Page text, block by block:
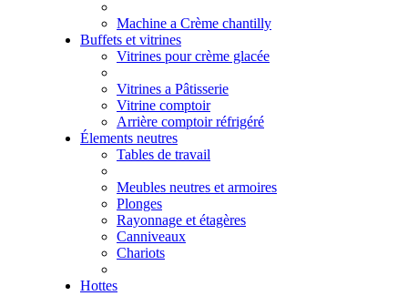
Machine a Crème chantilly
Buffets et vitrines
Vitrines pour crème glacée
Vitrines a Pâtisserie
Vitrine comptoir
Arrière comptoir réfrigéré
Élements neutres
Tables de travail
Meubles neutres et armoires
Plonges
Rayonnage et étagères
Canniveaux
Chariots
Hottes